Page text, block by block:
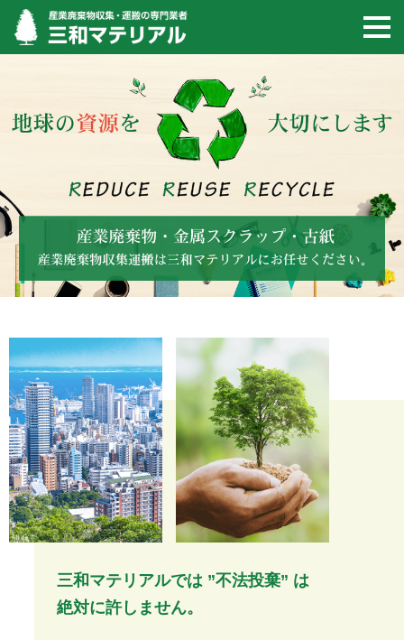
三和マテリアルでは ”不法投棄” は
絶対に許しません。